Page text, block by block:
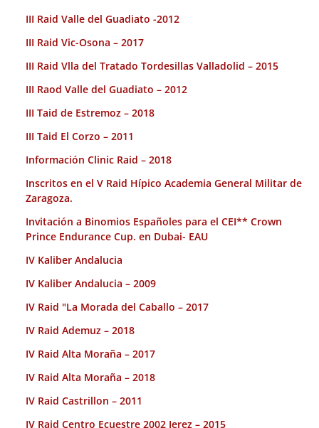
III Raid Valle del Guadiato -2012
III Raid Vic-Osona – 2017
III Raid Vlla del Tratado Tordesillas Valladolid – 2015
III Raod Valle del Guadiato – 2012
III Taid de Estremoz – 2018
III Taid El Corzo – 2011
Información Clinic Raid – 2018
Inscritos en el V Raid Hípico Academia General Militar de
Zaragoza.
Invitación a Binomios Españoles para el CEI** Crown
Prince Endurance Cup. en Dubai- EAU
IV Kaliber Andalucia
IV Kaliber Andalucia – 2009
IV Raid "La Morada del Caballo – 2017
IV Raid Ademuz – 2018
IV Raid Alta Moraña – 2017
IV Raid Alta Moraña – 2018
IV Raid Castrillon – 2011
IV Raid Centro Ecuestre 2002 Jerez – 2015